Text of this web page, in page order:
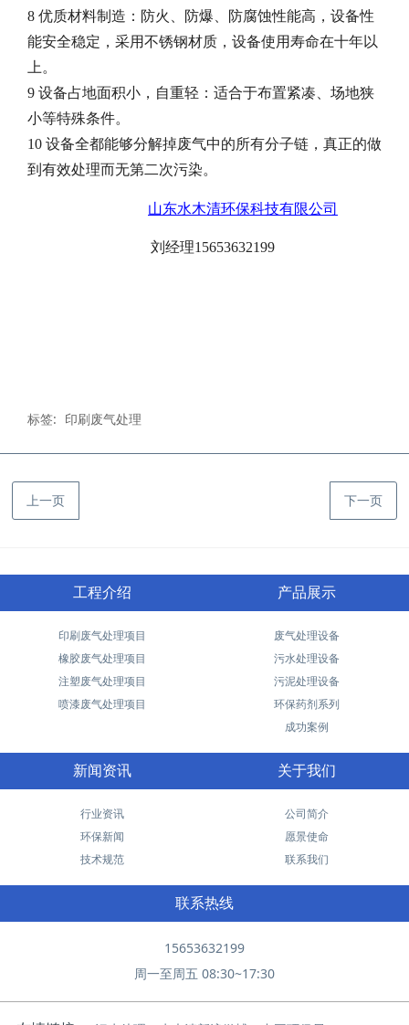
8 优质材料制造：防火、防爆、防腐蚀性能高，设备性
能安全稳定，采用不锈钢材质，设备使用寿命在十年以
上。
9 设备占地面积小，自重轻：适合于布置紧凑、场地狭
小等特殊条件。
10 设备全都能够分解掉废气中的所有分子链，真正的做
到有效处理而无第二次污染。
山东水木清环保科技有限公司
刘经理15653632199
标签: 印刷废气处理
上一页 下一页
工程介绍
印刷废气处理项目
橡胶废气处理项目
注塑废气处理项目
喷漆废气处理项目
产品展示
废气处理设备
污水处理设备
污泥处理设备
环保药剂系列
成功案例
新闻资讯
行业资讯
环保新闻
技术规范
关于我们
公司简介
愿景使命
联系我们
联系热线
15653632199
周一至周五 08:30~17:30